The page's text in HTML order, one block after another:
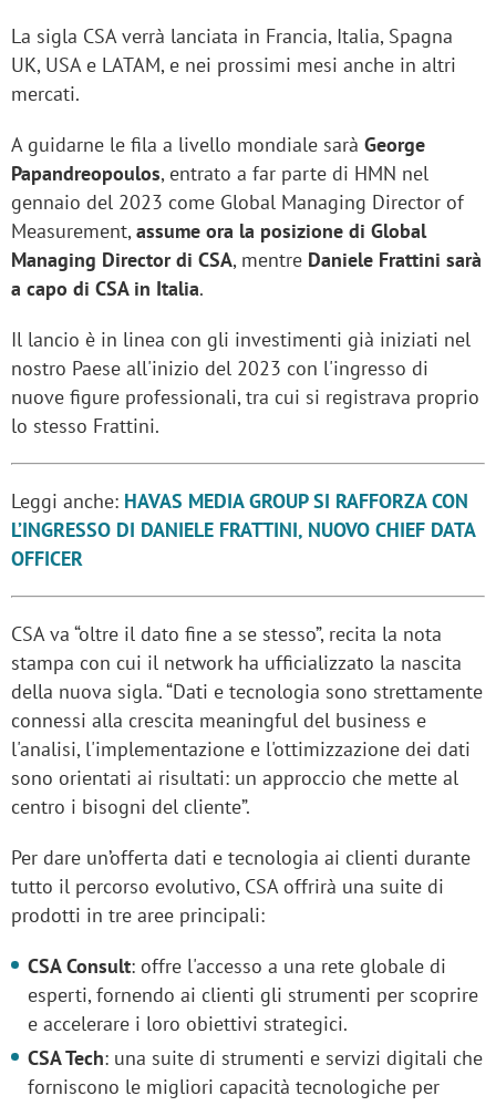
La sigla CSA verrà lanciata in Francia, Italia, Spagna
UK, USA e LATAM, e nei prossimi mesi anche in altri
mercati.
A guidarne le fila a livello mondiale sarà George
Papandreopoulos, entrato a far parte di HMN nel
gennaio del 2023 come Global Managing Director of
Measurement,assume ora la posizione di Global
Managing Director di CSA, mentre Daniele Frattini sarà
a capo di CSA in Italia.
Il lancio è in linea con gli investimenti già iniziati nel
nostro Paese all'inizio del 2023 con l'ingresso di
nuove figure professionali, tra cui si registrava proprio
lo stesso Frattini.
Leggi anche: HAVAS MEDIA GROUP SI RAFFORZA CON
L’INGRESSO DI DANIELE FRATTINI, NUOVO CHIEF DATA
OFFICER
CSA va “oltre il dato fine a se stesso”, recita la nota
stampa con cui il network ha ufficializzato la nascita
della nuova sigla. “Dati e tecnologia sono strettamente
connessi alla crescita meaningful del business e
l'analisi, l'implementazione e l'ottimizzazione dei dati
sono orientati ai risultati: un approccio che mette al
centro i bisogni del cliente”.
Per dare un’offerta dati e tecnologia ai clienti durante
tutto il percorso evolutivo, CSA offrirà una suite di
prodotti in tre aree principali:
CSA Consult: offre l'accesso a una rete globale di
esperti, fornendo ai clienti gli strumenti per scoprire
e accelerare i loro obiettivi strategici.
CSA Tech: una suite di strumenti e servizi digitali che
forniscono le migliori capacità tecnologiche per